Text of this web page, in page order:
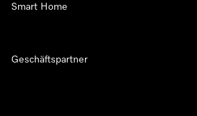
Smart Home
Geschäftspartner